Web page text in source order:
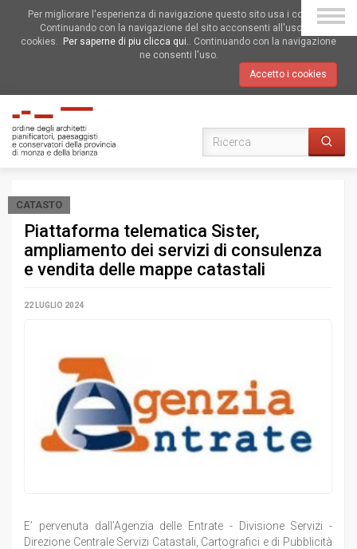
Per migliorare l'esperienza di navigazione questo sito usa i cookies.
Continuando con la navigazione del sito acconsenti all'uso dei
cookies.
Per saperne di piu clicca qui.. Continuando con la navigazione
ne consenti l'uso.
Accetto i cookies
CATASTO
Piattaforma telematica Sister,
ampliamento dei servizi di consulenza
e vendita delle mappe catastali
22 LUGLIO 2024
E’ pervenuta dall’Agenzia delle Entrate - Divisione Servizi -
Direzione Centrale Servizi Catastali, Cartografici e di Pubblicità